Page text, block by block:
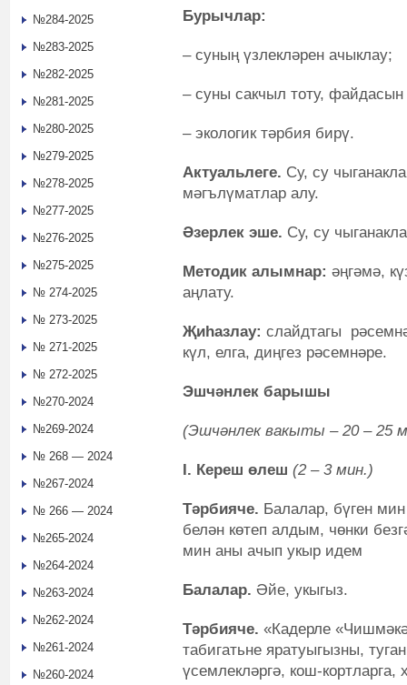
Бурычлар:
– суның үзлекләрен ачыклау;
– суны сакчыл тоту, файдасын
– экологик тәрбия бирү.
Актуальлеге. Су, су
мәгълүматлар алу.
Әзерлек эше. Су, су
Методик алымнар: әңгәмә,
аңлату.
Җиһазлау: слайдтагы
күл, елга, диңгез рәсемнәре.
Эшчәнлек барышы
(Эшчәнлек вакыты – 20 – 25
I. Кереш өлеш (2 – 3 мин.)
Тәрбияче. Балалар, бүген мин
белән көтеп алдым, чөнки
мин аны ачып укыр идем
Балалар. Әйе, укыгыз.
Тәрбияче. «Кадерле
табигатьне яратуыгызны,
үсемлекләргә, кош-кортларга,
№284-2025
№283-2025
№282-2025
№281-2025
№280-2025
№279-2025
№278-2025
№277-2025
№276-2025
№275-2025
№ 274-2025
№ 273-2025
№ 271-2025
№ 272-2025
№270-2024
№269-2024
№ 268 — 2024
№267-2024
№ 266 — 2024
№265-2024
№264-2024
№263-2024
№262-2024
№261-2024
№260-2024